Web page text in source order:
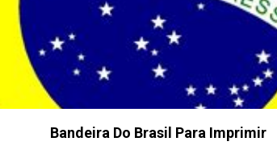
Bandeira Do Brasil Para Imprimir